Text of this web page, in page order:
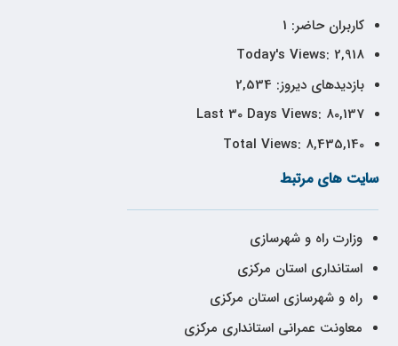
کاربران حاضر: 1
Today's Views: 2,918
بازدیدهای دیروز: 2,534
Last 30 Days Views: 80,137
Total Views: 8,435,140
سایت های مرتبط
وزارت راه و شهرسازی
استانداری استان مرکزی
راه و شهرسازی استان مرکزی
معاونت عمرانی استانداری مرکزی